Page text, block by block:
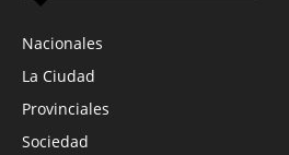
Nacionales
La Ciudad
Provinciales
Sociedad